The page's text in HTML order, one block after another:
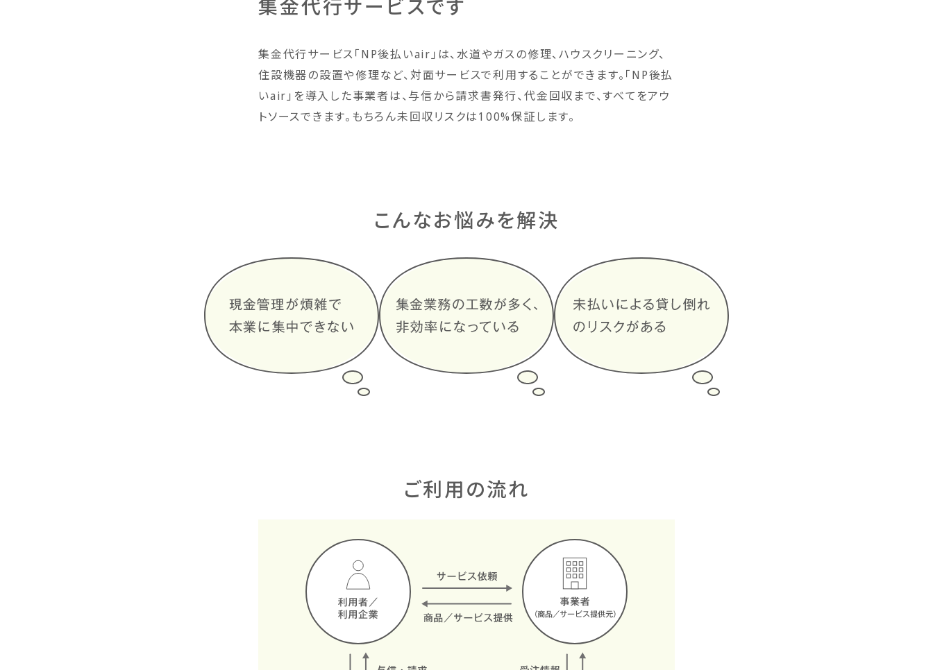
集金代行サービスです
集金代行サービス「NP後払いair」は、水道やガスの修理、ハウスクリーニング、
住設機器の設置や修理など、対面サービスで利用することができます。「NP後払
いair」を導入した事業者は、与信から請求書発行、代金回収まで、すべてをアウ
トソースできます。もちろん未回収リスクは100%保証します。
こんなお悩みを解決
ご利用の流れ